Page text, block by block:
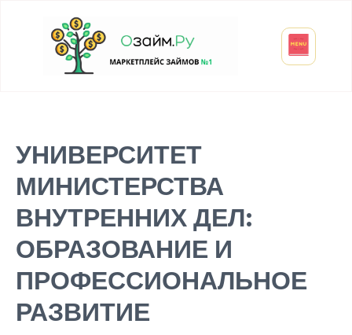
УНИВЕРСИТЕТ
МИНИСТЕРСТВА
ВНУТРЕННИХ ДЕЛ:
ОБРАЗОВАНИЕ И
ПРОФЕССИОНАЛЬНОЕ
РАЗВИТИЕ